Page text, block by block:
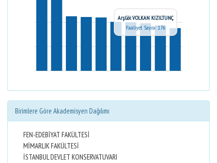
Arş.Gör. VOLKAN KIZILTUNÇ
Faaliyet Sayısı: 176
Birimlere Göre Akademisyen Dağılımı
FEN-EDEBİYAT FAKÜLTESİ
MİMARLIK FAKÜLTESİ
İSTANBUL DEVLET KONSERVATUVARI